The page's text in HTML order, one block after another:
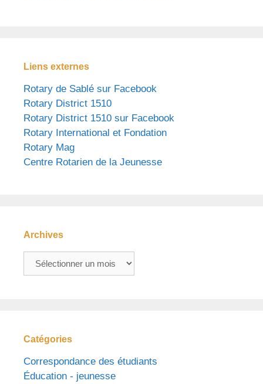
Liens externes
Rotary de Sablé sur Facebook
Rotary District 1510
Rotary District 1510 sur Facebook
Rotary International et Fondation
Rotary Mag
Centre Rotarien de la Jeunesse
Archives
Archives
Catégories
Correspondance des étudiants
Éducation - jeunesse